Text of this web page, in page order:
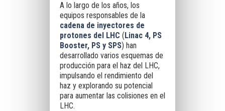
A lo largo de los años, los
equipos responsables de la
cadena de inyectores de
protones del LHC (Linac 4, PS
Booster, PS y SPS) han
desarrollado varios esquemas de
producción para el haz del LHC,
impulsando el rendimiento del
haz y explorando su potencial
para aumentar las colisiones en el
LHC.